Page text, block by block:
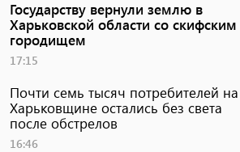
Государству вернули землю в
Харьковской области со скифским
городищем
17:15
Почти семь тысяч потребителей на
Харьковщине остались без света
после обстрелов
16:46